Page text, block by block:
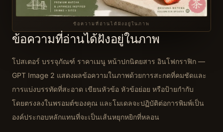
ข้อความที่อ่านได้ฝังอยู่ในภาพ
ข้อความที่อ่านได้ฝังอยู่ในภาพ
โปสเตอร์ บรรจุภัณฑ์ ราคาเมนู หน้าปกนิตยสาร อินโฟกราฟิก —
GPT Image 2 แสดงผลข้อความในภาพด้วยการสะกดที่คมชัดและ
การแบ่งบรรทัดที่สะอาด เขียนหัวข้อ หัวข้อย่อย หรือป้ายกำกับ
โดยตรงลงในพรอมต์ของคุณ และโมเดลจะปฏิบัติต่อการพิมพ์เป็น
องค์ประกอบหลักแทนที่จะเป็นเส้นหยุกหยิกที่หลอน